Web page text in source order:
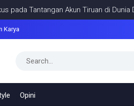
Tantangan Akun Tiruan di Dunia
Karya
Opini